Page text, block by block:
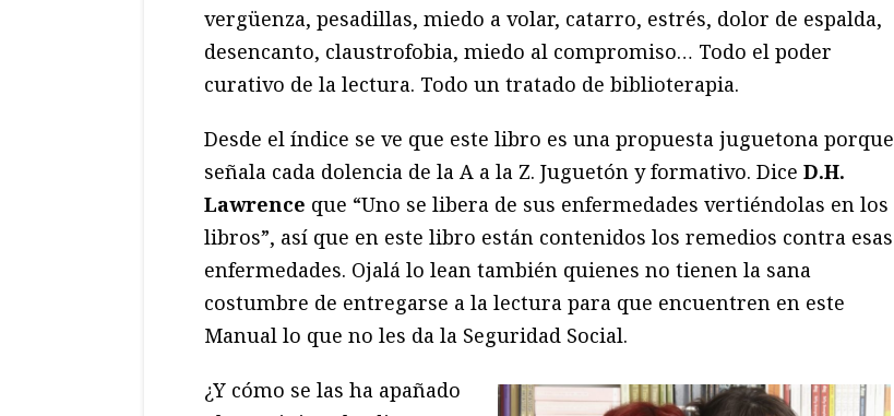
vergüenza, pesadillas, miedo a volar, catarro, estrés, dolor de espalda,
desencanto, claustrofobia, miedo al compromiso… Todo el poder
curativo de la lectura. Todo un tratado de biblioterapia.
Desde el índice se ve que este libro es una propuesta juguetona porque
señala cada dolencia de la A a la Z. Juguetón y formativo. Dice D.H.
Lawrence que “Uno se libera de sus enfermedades vertiéndolas en los
libros”, así que en este libro están contenidos los remedios contra esas
enfermedades. Ojalá lo lean también quienes no tienen la sana
costumbre de entregarse a la lectura para que encuentren en este
Manual lo que no les da la Seguridad Social.
¿Y cómo se las ha apañado